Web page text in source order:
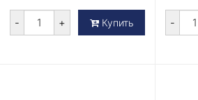
- + Купить -